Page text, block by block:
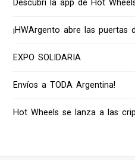
Descubrí la app de Hot
¡HWArgento abre las puertas
EXPO SOLIDARIA
Envíos a TODA Argentina!
Hot Wheels se lanza a las